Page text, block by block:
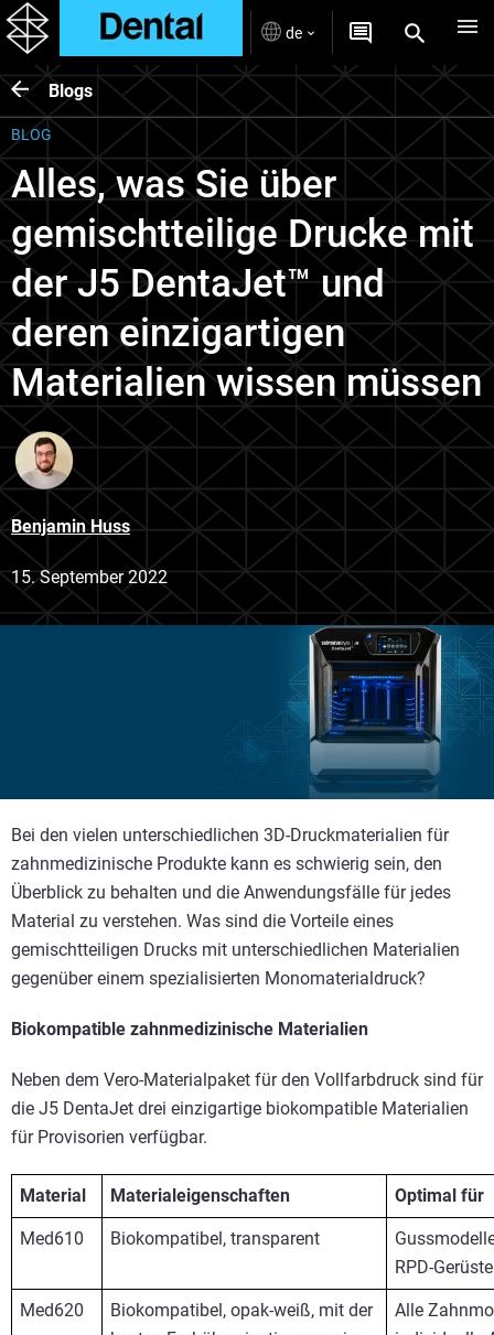
de
Blogs
BLOG
Alles, was Sie über
gemischtteilige Drucke mit
der J5 DentaJet™ und
deren einzigartigen
Materialien wissen müssen
Benjamin Huss
15. September 2022
Bei den vielen unterschiedlichen 3D-Druckmaterialien für
zahnmedizinische Produkte kann es schwierig sein, den
Überblick zu behalten und die Anwendungsfälle für jedes
Material zu verstehen. Was sind die Vorteile eines
gemischtteiligen Drucks mit unterschiedlichen Materialien
gegenüber einem spezialisierten Monomaterialdruck?
Biokompatible zahnmedizinische Materialien
Neben dem Vero-Materialpaket für den Vollfarbdruck sind für
die J5 DentaJet drei einzigartige biokompatible Materialien
für Provisorien verfügbar.
Material Materialeigenschaften Optimal für
Med610 Biokompatibel, transparent
RPD-Gerüste
Med620
Biokompatibel, opak-weiß, mit der
Alle